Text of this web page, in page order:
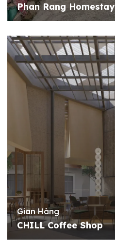
Phan Rang Homestay
Gian Hàng
CHILL Coffee Shop